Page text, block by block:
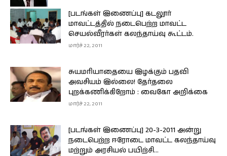
[படங்கள் இணைப்பு] கடலூர்
மாவட்டத்தில் நடைபெற்ற மாவட்ட
செயல்வீரர்கள் கலந்தாய்வு கூட்டம்.
மார்ச் 22, 2011
சுயமரியாதையை இழக்கும் பதவி
அவசியம் இல்லை! தேர்தலை
புறக்கணிக்கிறோம் : வைகோ அறிக்கை
மார்ச் 22, 2011
[படங்கள் இணைப்பு] 20-3-2011 அன்று
நடைபெற்ற ஈரோடை மாவட்ட கலந்தாய்வு
மற்றும் அரசியல் பயிற்சி...